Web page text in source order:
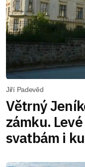
Jiří Padevěd
Větrný
zámku.
svatbám i